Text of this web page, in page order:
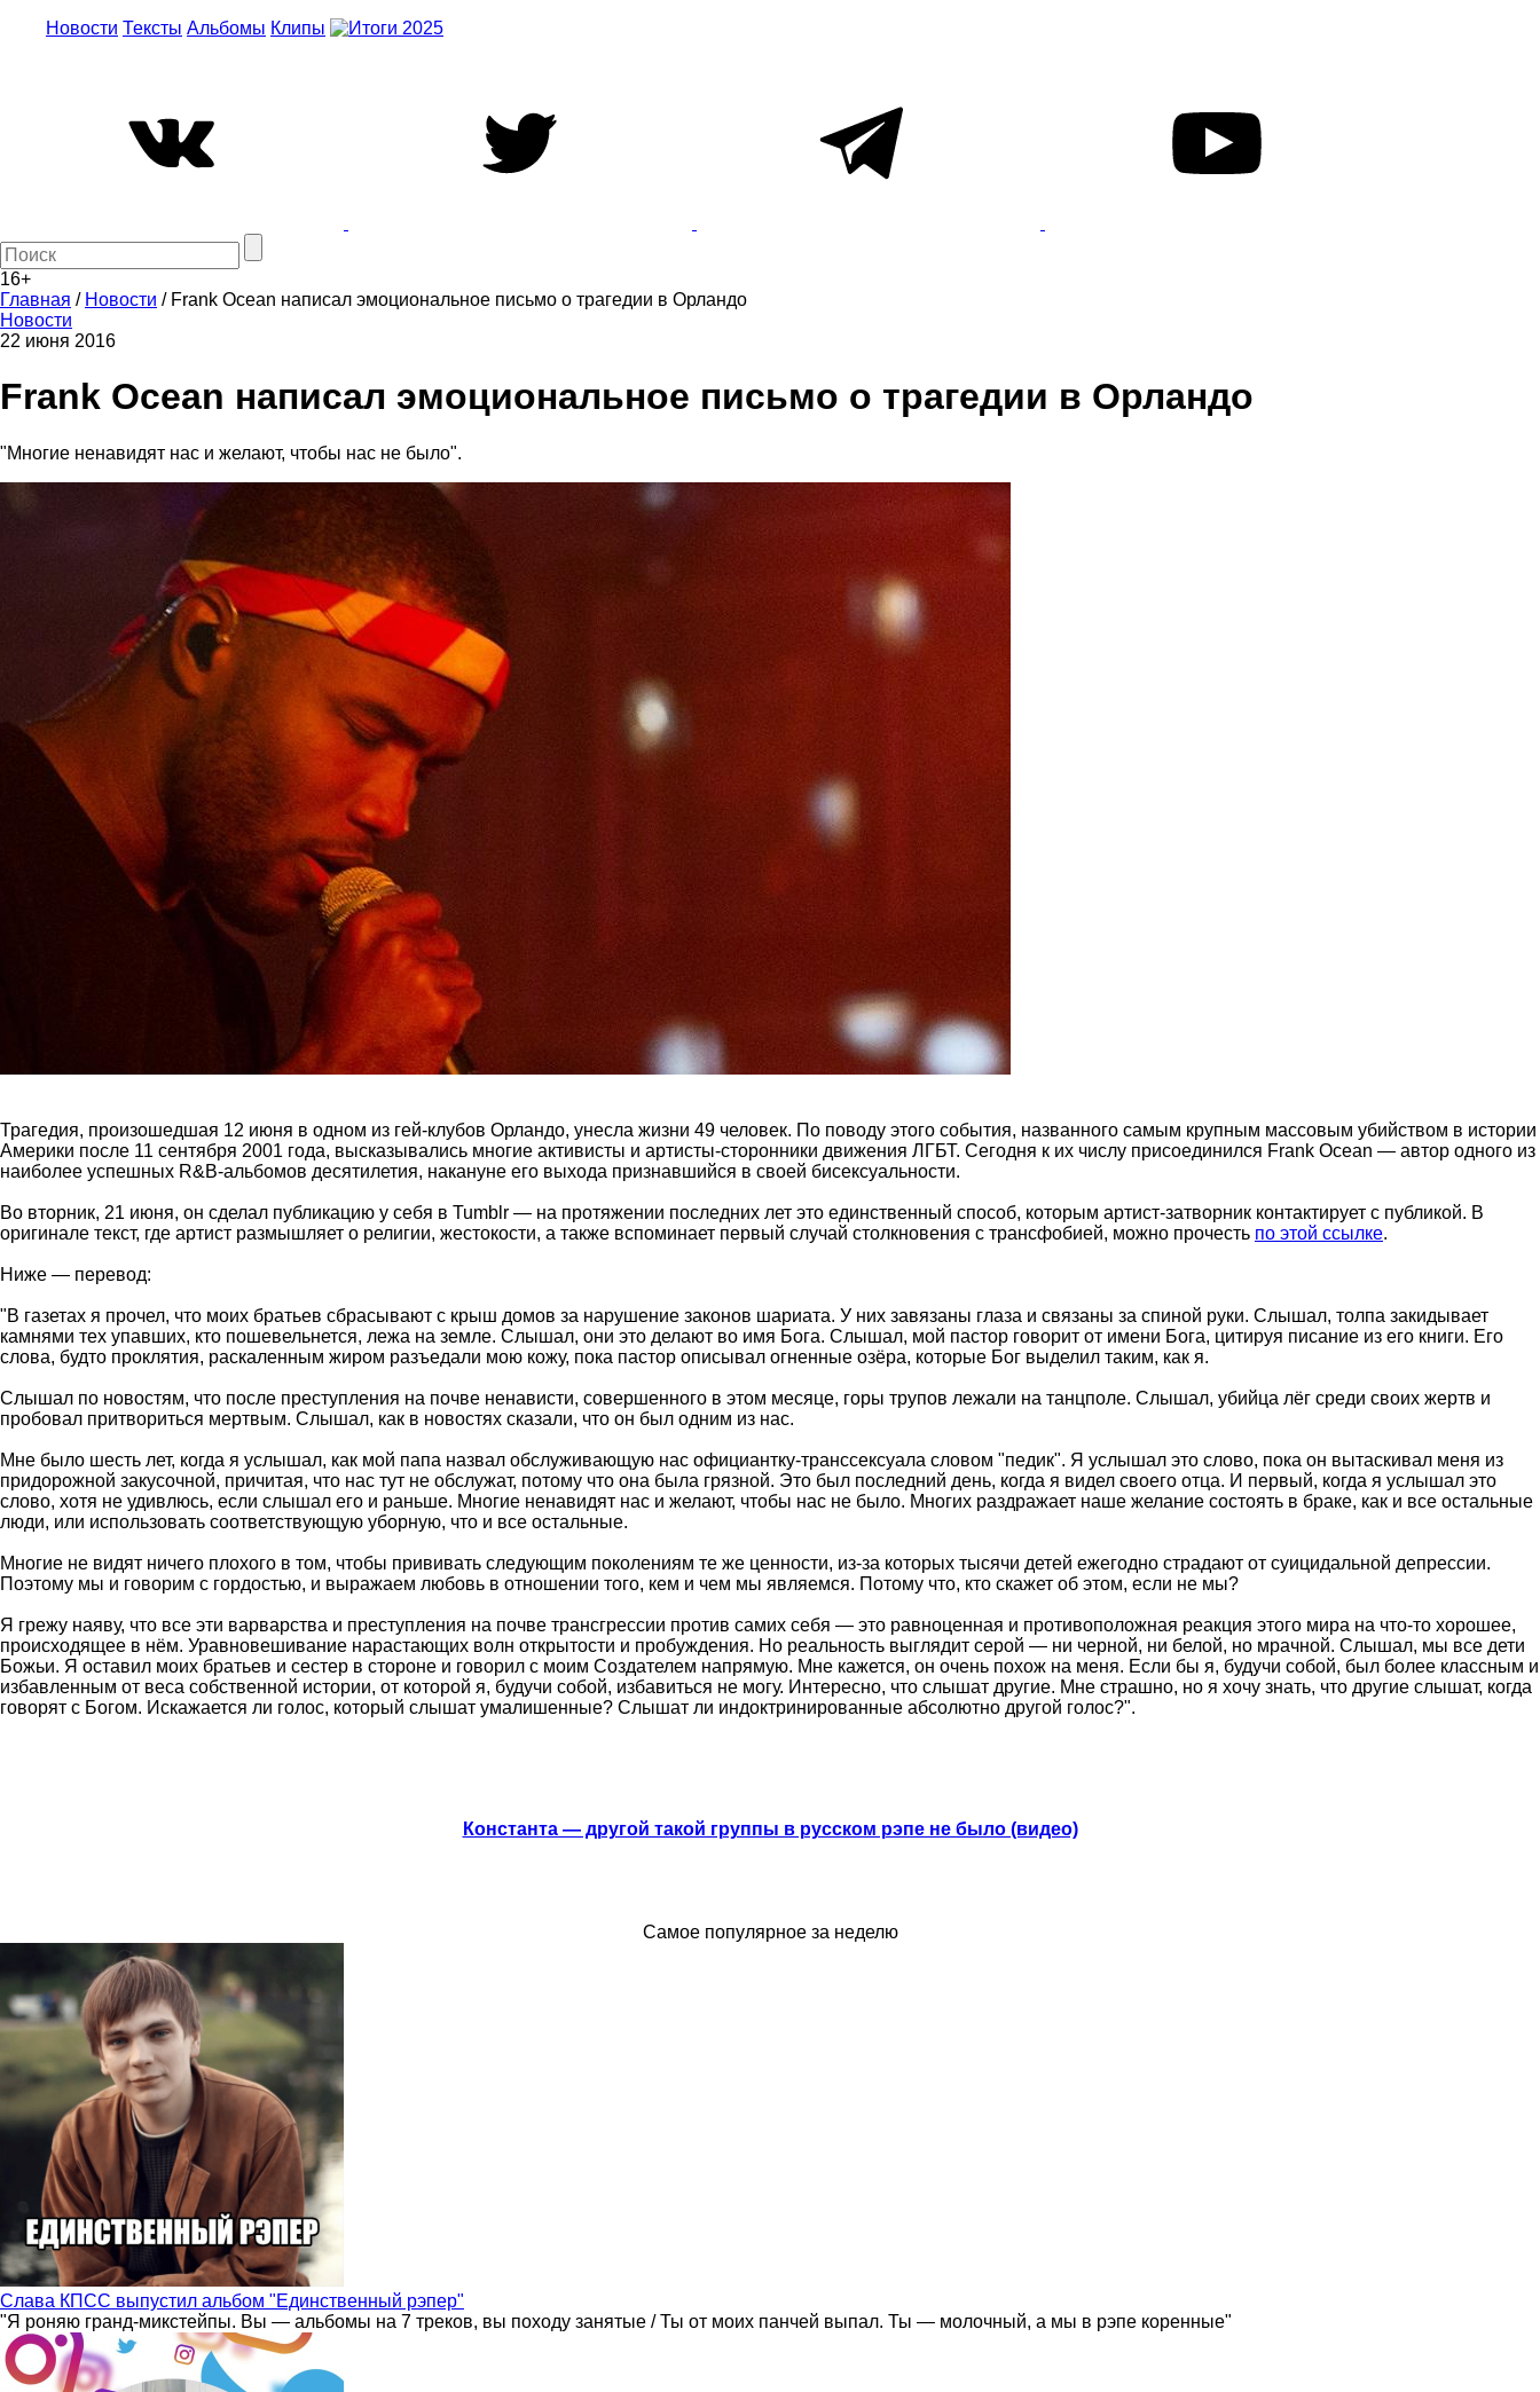
Новости Тексты Альбомы Клипы
16+
Главная / Новости / Frank Ocean написал эмоциональное письмо о трагедии в Орландо
Новости
22 июня 2016
Frank Ocean написал эмоциональное письмо о трагедии в Орландо
"Многие ненавидят нас и желают, чтобы нас не было".
Трагедия, произошедшая 12 июня в одном из гей-клубов Орландо, унесла жизни 49 человек. По поводу этого события, названного самым крупным массовым убийством в истории
Америки после 11 сентября 2001 года, высказывались многие активисты и артисты-сторонники движения ЛГБТ. Сегодня к их числу присоединился Frank Ocean — автор одного из
наиболее успешных R&B-альбомов десятилетия, накануне его выхода признавшийся в своей бисексуальности.
Во вторник, 21 июня, он сделал публикацию у себя в Tumblr — на протяжении последних лет это единственный способ, которым артист-затворник контактирует с публикой. В
оригинале текст, где артист размышляет о религии, жестокости, а также вспоминает первый случай столкновения с трансфобией, можно прочесть по этой ссылке.
Ниже — перевод:
"В газетах я прочел, что моих братьев сбрасывают с крыш домов за нарушение законов шариата. У них завязаны глаза и связаны за спиной руки. Слышал, толпа закидывает
камнями тех упавших, кто пошевельнется, лежа на земле. Слышал, они это делают во имя Бога. Слышал, мой пастор говорит от имени Бога, цитируя писание из его книги. Его
слова, будто проклятия, раскаленным жиром разъедали мою кожу, пока пастор описывал огненные озёра, которые Бог выделил таким, как я.
Слышал по новостям, что после преступления на почве ненависти, совершенного в этом месяце, горы трупов лежали на танцполе. Слышал, убийца лёг среди своих жертв и
пробовал притвориться мертвым. Слышал, как в новостях сказали, что он был одним из нас.
Мне было шесть лет, когда я услышал, как мой папа назвал обслуживающую нас официантку-транссексуала словом "педик". Я услышал это слово, пока он вытаскивал меня из
придорожной закусочной, причитая, что нас тут не обслужат, потому что она была грязной. Это был последний день, когда я видел своего отца. И первый, когда я услышал это
слово, хотя не удивлюсь, если слышал его и раньше. Многие ненавидят нас и желают, чтобы нас не было. Многих раздражает наше желание состоять в браке, как и все остальные
люди, или использовать соответствующую уборную, что и все остальные.
Многие не видят ничего плохого в том, чтобы прививать следующим поколениям те же ценности, из-за которых тысячи детей ежегодно страдают от суицидальной депрессии.
Поэтому мы и говорим с гордостью, и выражаем любовь в отношении того, кем и чем мы являемся. Потому что, кто скажет об этом, если не мы?
Я грежу наяву, что все эти варварства и преступления на почве трансгрессии против самих себя — это равноценная и противоположная реакция этого мира на что-то хорошее,
происходящее в нём. Уравновешивание нарастающих волн открытости и пробуждения. Но реальность выглядит серой — ни черной, ни белой, но мрачной. Слышал, мы все дети
Божьи. Я оставил моих братьев и сестер в стороне и говорил с моим Создателем напрямую. Мне кажется, он очень похож на меня. Если бы я, будучи собой, был более классным и
избавленным от веса собственной истории, от которой я, будучи собой, избавиться не могу. Интересно, что слышат другие. Мне страшно, но я хочу знать, что другие слышат, когда
говорят с Богом. Искажается ли голос, который слышат умалишенные? Слышат ли индоктринированные абсолютно другой голос?".
Константа — другой такой группы в русском рэпе не было (видео)
Самое популярное за неделю
Слава КПСС выпустил альбом "Единственный рэпер"
"Я роняю гранд-микстейпы. Вы — альбомы на 7 треков, вы походу занятые / Ты от моих панчей выпал. Ты — молочный, а мы в рэпе коренные"